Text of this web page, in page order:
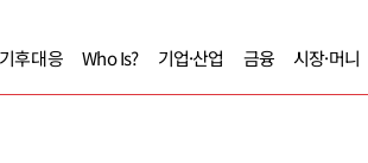
기후대응 Who Is? 기업·산업 금융 시장·머니